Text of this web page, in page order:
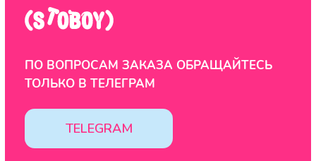
© 2020-2025 StoboyShop. Все права защищены
Design by: YudinStudio
Политика конфиденциальности
ООО "ЦИФРОВАЯ ФАБРИКА"
ИНН 9701202160